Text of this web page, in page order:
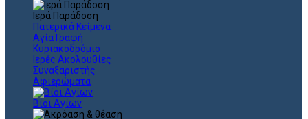
Ιερά Παράδοση
Πατερικά Κείμενα
Αγία Γραφή
Κυριακοδρόμιο
Ιερές Ακολουθίες
Συναξαριστής
Αφιερώματα
Βίοι Αγίων